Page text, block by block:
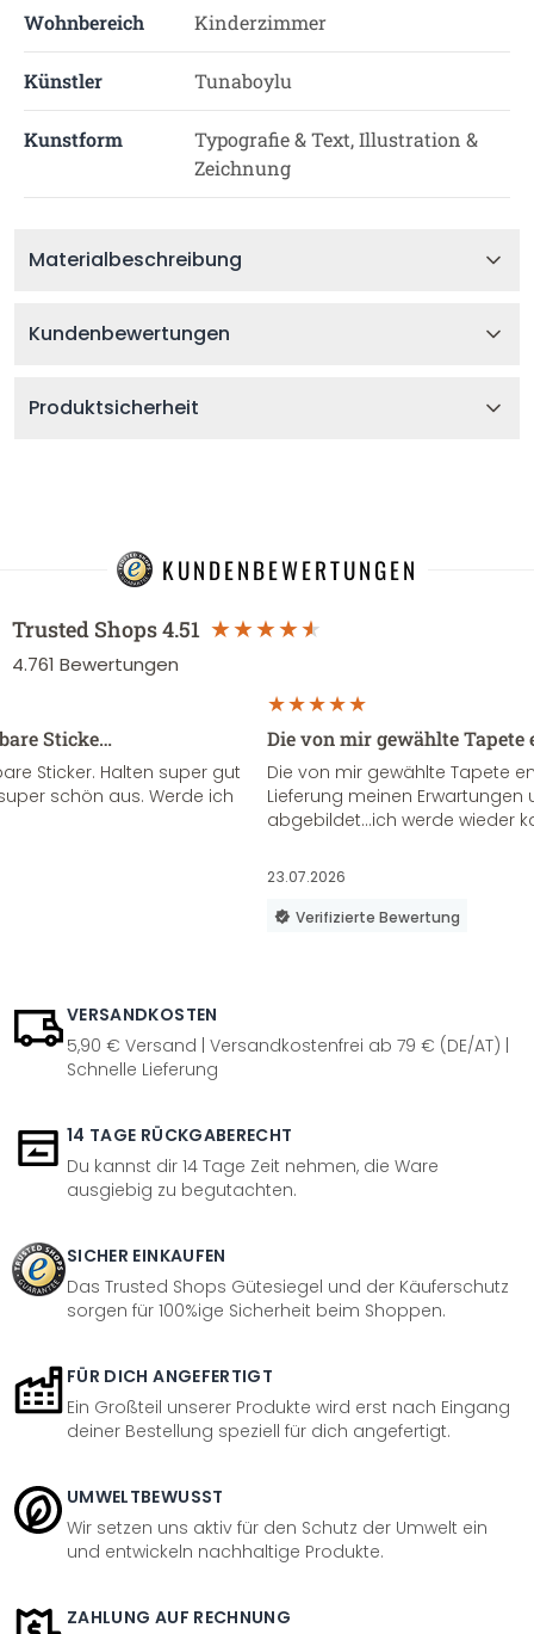
Wohnbereich Kinderzimmer
Künstler Tunaboylu
Kunstform
Typografie & Text, Illustration &
Zeichnung
Materialbeschreibung
Kundenbewertungen
Produktsicherheit
KUNDENBEWERTUNGEN
Trusted Shops4.51
4.761 Bewertungen
Sticke…
Sticker. Halten super gut
schön aus. Werde ich
Die von mir gewählte
Die von mir gewählte Tapete
Lieferung meinen Erwartungen
abgebildet...ich werde wieder
23.07.2026
Verifizierte Bewertung
VERSANDKOSTEN
5,90 € Versand | Versandkostenfrei ab 79 € (DE/AT) |
Schnelle Lieferung
14 TAGE RÜCKGABERECHT
Du kannst dir 14 Tage Zeit nehmen, die Ware
ausgiebig zu begutachten.
SICHER EINKAUFEN
Das Trusted Shops Gütesiegel und der Käuferschutz
sorgen für 100%ige Sicherheit beim Shoppen.
FÜR DICH ANGEFERTIGT
Ein Großteil unserer Produkte wird erst nach Eingang
deiner Bestellung speziell für dich angefertigt.
UMWELTBEWUSST
Wir setzen uns aktiv für den Schutz der Umwelt ein
und entwickeln nachhaltige Produkte.
ZAHLUNG AUF RECHNUNG